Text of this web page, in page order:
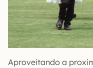
Aproveitando a